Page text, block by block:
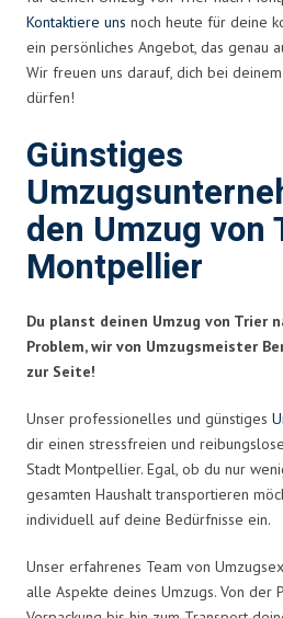
Kontaktiere uns noch heute für deine
ein persönliches Angebot, das genau
Wir freuen uns darauf, dich bei
dürfen!
Günstiges
den Umzug von
Montpellier
Du planst deinen Umzug von Trier
Problem, wir von Umzugsmeister
zur Seite!
Unser professionelles und günstiges
dir einen stressfreien und
Stadt Montpellier. Egal, ob du nur
gesamten Haushalt transportieren
individuell auf deine Bedürfnisse ein.
Unser erfahrenes Team von
alle Aspekte deines Umzugs. Von der